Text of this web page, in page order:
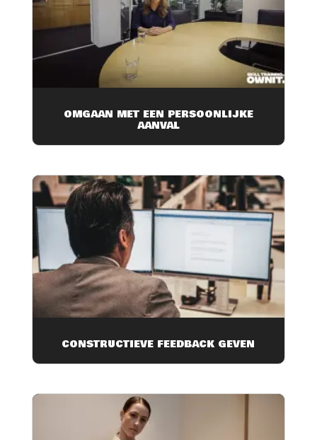
OMGAAN MET EEN PERSOONLIJKE
AANVAL
CONSTRUCTIEVE FEEDBACK GEVEN